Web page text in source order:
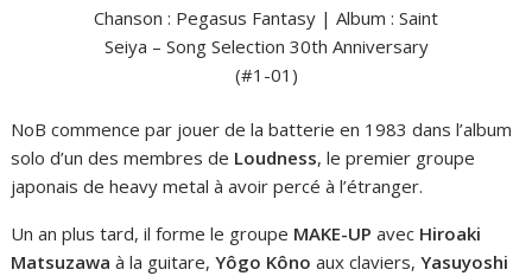
Chanson : Pegasus Fantasy | Album : Saint
Seiya – Song Selection 30th Anniversary
(#1-01)
NoB commence par jouer de la batterie en 1983 dans l’album
solo d’un des membres de Loudness, le premier groupe
japonais de heavy metal à avoir percé à l’étranger.
Un an plus tard, il forme le groupe MAKE-UP avec Hiroaki
Matsuzawa à la guitare,Yôgo Kôno aux claviers,Yasuyoshi